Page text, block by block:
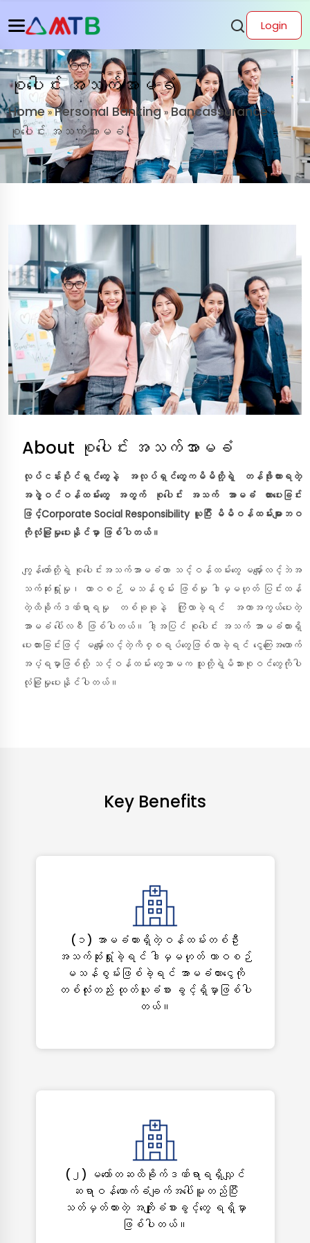
Login
စုပေါင်း အသက်အာမခံ
Home »Personal Banking»Bancassurance»
စုပေါင်း အသက်အာမခံ
About စုပေါင်း အသက်အာမခံ
လုပ်ငန်းပိုင်ရှင်တွေနဲ့ အလုပ်ရှင်တွေကမိမိတို့ရဲ့ တန်ဖိုးထားရတဲ့
အဖွဲ့ဝင်ဝန်ထမ်း‌တွေ အတွက် စုပေါင်း အသက် အာမခံ ထားပေးခြင်း
ဖြင့်Corporate Social Responsibility ယူပြီး မိမိဝန်ထမ်းများဘဝ
ကိုလုံခြုံမှုပေးနိုင်မှာ ဖြစ်ပါတယ်။
ကျွန်တော်တို့ရဲ့ စုပေါင်းအသက်အာမခံဟာ သင့်ဝန်ထမ်းတွေ မမျှော်လင့်ဘဲအ
သက်ဆုံးရှုံးမှု၊ ထာဝစဉ် မသန်စွမ်း ဖြစ်မှု ဒါမှမဟုတ် ပြင်းထန်
တဲ့ထိခိုက်ဒဏ်ရာရမှု တစ်ခုခုနဲ့ ကြုံလာခဲ့ရင် အကာအကွယ်ပေးတဲ့
အာမခံ ပေါ်လစီ ဖြစ်ပါတယ်။ ဒါ့အပြင် စုပေါင်း အသက် အာမခံထားရှိ
ပေးထားခြင်းဖြင့် မမျှော်လင့်တဲ့ကိစ္စရပ်တွေဖြစ်လာခဲ့ရင် ငွေကြေးအထောက်
အပံ့ရမှာဖြစ်လို့ သင့်ဝန်ထမ်း တွေသာမက သူတို့ရဲ့မိသားစုဝင်တွေကိုပါ
လုံခြုံမှုပေးနိုင်ပါတယ်။
Key Benefits
(၁) အာမခံထားရှိတဲ့ဝန်ထမ်းတစ်ဦး
အသက်ဆုံးရှုံးခဲ့ရင် ဒါမှမဟုတ် ထာဝစဉ်
မသန်စွမ်းဖြစ်ခဲ့ရင် အာမခံထားငွေကို
တစ်လုံးတည်း ထုတ်ယူခံစား ခွင့်ရှိမှာဖြစ်ပါ
တယ်။
(၂) မတော်တဆထိခိုက်ဒဏ်ရာရရှိလျှင်
ဆရာဝန်ထောက်ခံချက်အပေါ်မူတည်ပြီး
သတ်မှတ်ထားတဲ့ အကျိုးခံစားခွင့်တွေ ရရှိမှာ
ဖြစ်ပါတယ်။